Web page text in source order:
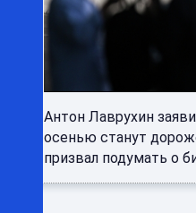
Антон Лаврухин
осенью станут
призвал подумать о